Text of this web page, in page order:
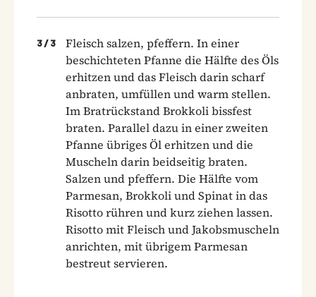
3 / 3
Fleisch salzen, pfeffern. In einer
beschichteten Pfanne die Hälfte des Öls
erhitzen und das Fleisch darin scharf
anbraten, umfüllen und warm stellen.
Im Bratrückstand Brokkoli bissfest
braten. Parallel dazu in einer zweiten
Pfanne übriges Öl erhitzen und die
Muscheln darin beidseitig braten.
Salzen und pfeffern. Die Hälfte vom
Parmesan, Brokkoli und Spinat in das
Risotto rühren und kurz ziehen lassen.
Risotto mit Fleisch und Jakobsmuscheln
anrichten, mit übrigem Parmesan
bestreut servieren.